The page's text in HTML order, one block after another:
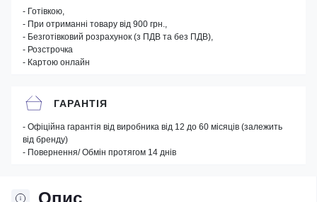
- Готівкою,
- При отриманні товару від 900 грн.,
- Безготівковий розрахунок (з ПДВ та без ПДВ),
- Розстрочка
- Картою онлайн
ГАРАНТІЯ
- Офіційна гарантія від виробника від 12 до 60 місяців (залежить
від бренду)
- Повернення/ Обмін протягом 14 днів